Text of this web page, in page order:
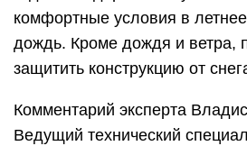
комфортные условия в
дождь. Кроме дождя и ветра,
защитить конструкцию от
Комментарий эксперта
Ведущий технический